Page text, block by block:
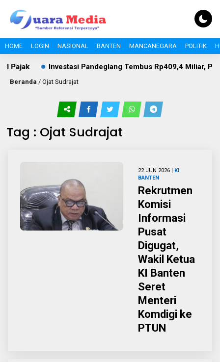
HOME LOGIN NASIONAL BANTEN MANCANEGARA POLITIK
Investasi Pandeglang Tembus Rp409,4 Miliar,
Beranda / Ojat Sudrajat
Tag : Ojat Sudrajat
22 JUN 2026 | KI
BANTEN
Rekrutmen
Komisi
Informasi
Pusat
Digugat,
Wakil Ketua
KI Banten
Seret
Menteri
Komdigi ke
PTUN